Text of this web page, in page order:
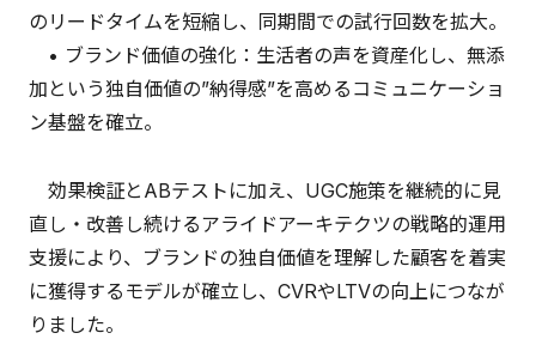
のリードタイムを短縮し、同期間での試行回数を拡大。
• ブランド価値の強化：生活者の声を資産化し、無添
加という独自価値の”納得感”を高めるコミュニケーショ
ン基盤を確立。
効果検証とABテストに加え、UGC施策を継続的に見
直し・改善し続けるアライドアーキテクツの戦略的運用
支援により、ブランドの独自価値を理解した顧客を着実
に獲得するモデルが確立し、CVRやLTVの向上につなが
りました。